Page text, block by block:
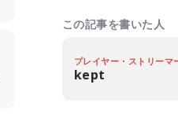
この記事を書いた人
プレイヤー・ストリーマ
kept